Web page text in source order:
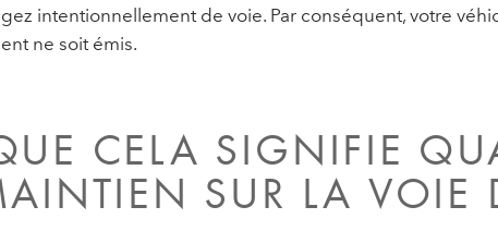
intentionnellement de voie. Par conséquent, votre
ne soit émis.
CELA SIGNIFIE
SUR LA VOIE